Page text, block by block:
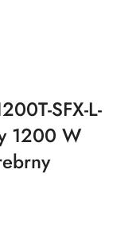
SFX-L-
1200 W